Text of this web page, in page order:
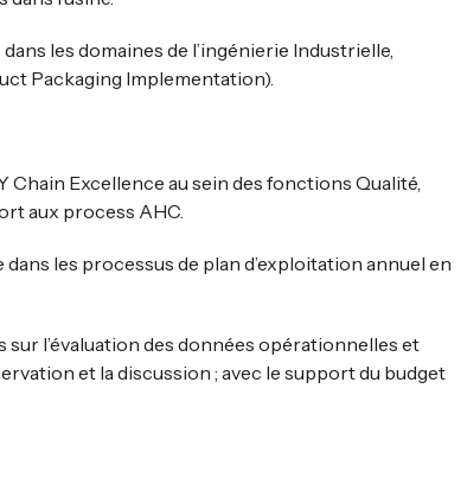
les domaines de l’ingénierie Industrielle,
Packaging Implementation).
Chain Excellence au sein des fonctions Qualité,
aux process AHC.
les processus de plan d’exploitation annuel en
l’évaluation des données opérationnelles et
et la discussion ; avec le support du budget